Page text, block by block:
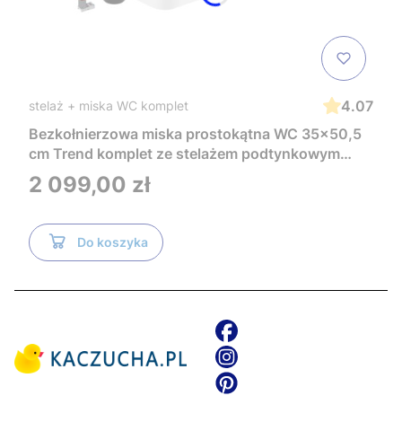
stelaż + miska WC komplet
4.07
Bezkołnierzowa miska prostokątna WC 35x50,5
cm Trend komplet ze stelażem podtynkowym
Tece i czarnym przyciskiem TeceNow
TR2216+Tece
Cena
2 099,00 zł
Do koszyka